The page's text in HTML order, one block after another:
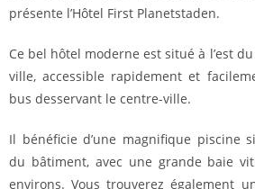
présente l’Hôtel First Planetstaden.
Ce bel hôtel moderne est situé à l’est
ville, accessible rapidement et
bus desservant le centre-ville.
Il bénéficie d’une magnifique piscine
du bâtiment, avec une grande baie
environs. Vous trouverez également